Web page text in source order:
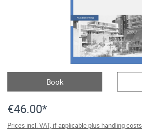
Book
€46.00*
Prices incl. VAT, if applicable plus handling costs